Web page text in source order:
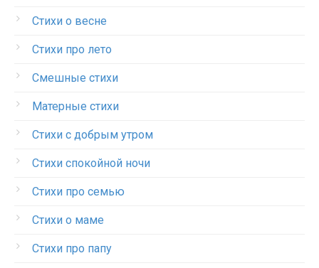
Стихи о весне
Стихи про лето
Смешные стихи
Матерные стихи
Стихи с добрым утром
Стихи спокойной ночи
Стихи про семью
Стихи о маме
Стихи про папу